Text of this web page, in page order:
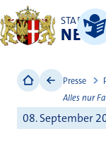
STADT
Leichte
Presse
Alles nur
08. September